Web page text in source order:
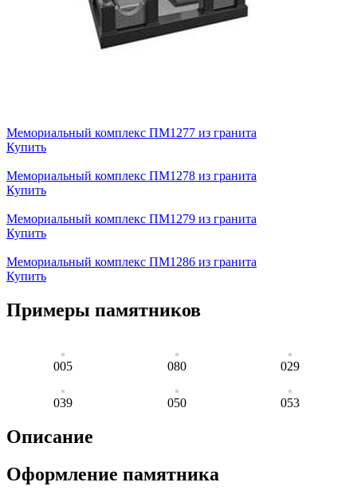
Мемориальный комплекс ПМ1277 из гранита
Купить
Мемориальный комплекс ПМ1278 из гранита
Купить
Мемориальный комплекс ПМ1279 из гранита
Купить
Мемориальный комплекс ПМ1286 из гранита
Купить
Примеры памятников
005 080 029
039 050 053
Описание
Оформление памятника